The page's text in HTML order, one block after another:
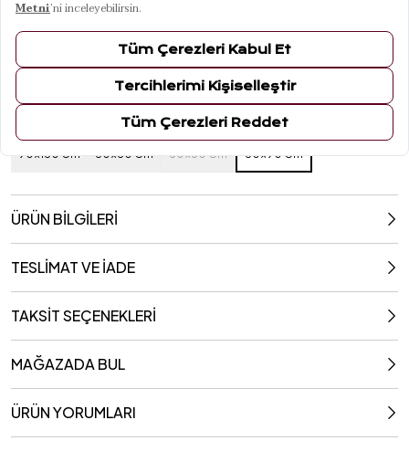
90x150 Cm 30x50 Cm 50x80 Cm 50x90 Cm
ÜRÜN BİLGİLERİ
TESLİMAT VE İADE
TAKSİT SEÇENEKLERİ
MAĞAZADA BUL
ÜRÜN YORUMLARI